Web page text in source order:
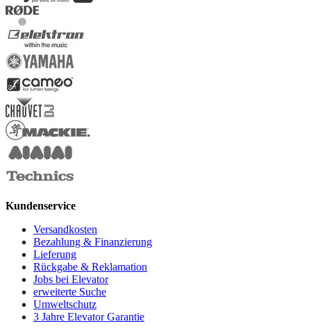
Kundenservice
Versandkosten
Bezahlung & Finanzierung
Lieferung
Rückgabe & Reklamation
Jobs bei Elevator
erweiterte Suche
Umweltschutz
3 Jahre Elevator Garantie